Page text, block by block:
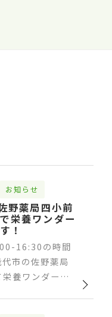
お知らせ
野薬局四小前
栄養ワンダー
！
16:30の時間
市の佐野薬局
栄養ワンダー…